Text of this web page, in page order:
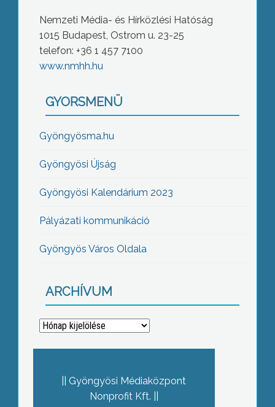
Nemzeti Média- és Hírközlési Hatóság
1015 Budapest, Ostrom u. 23-25
telefon: +36 1 457 7100
www.nmhh.hu
GYORSMENÜ
Gyöngyösma.hu
Gyöngyösi Újság
Gyöngyösi Kalendárium 2023
Pályázati kommunikáció
Gyöngyös Város Oldala
ARCHÍVUM
Archívum
Gyöngyösi Médiaközpont
Nonprofit Kft.